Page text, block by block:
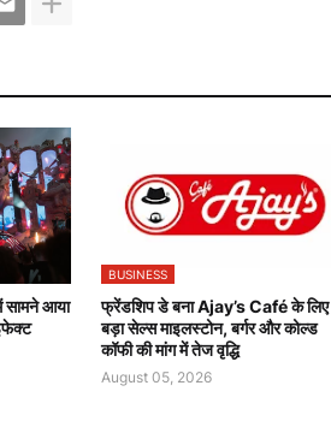
सामने आया
BUSINESS
फ्रेंडशिप डे बना Ajay’s Café के लिए
बड़ा सेल्स माइलस्टोन, बर्गर और कोल्ड
कॉफी की मांग में तेज वृद्धि
August 05, 2026